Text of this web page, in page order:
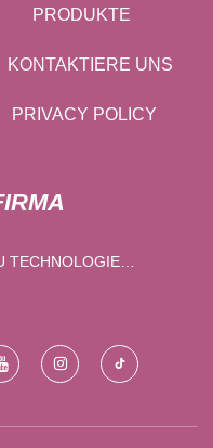
PRODUKTE
KONTAKTIERE UNS
PRIVACY POLICY